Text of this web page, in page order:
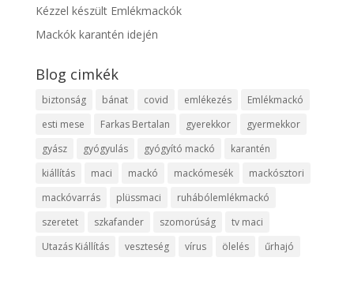
Kézzel készült Emlékmackók
Mackók karantén idején
Blog cimkék
biztonság bánat covid emlékezés
Emlékmackó
esti mese
Farkas Bertalan gyerekkor
gyermekkor
gyász
gyógyulás gyógyító mackó
karantén
kiállítás
maci mackó mackómesék
mackósztori
mackóvarrás
plüssmaci
ruhábólemlékmackó
szeretet
szkafander szomorúság
tv maci
Utazás Kiállítás
veszteség vírus ölelés űrhajó